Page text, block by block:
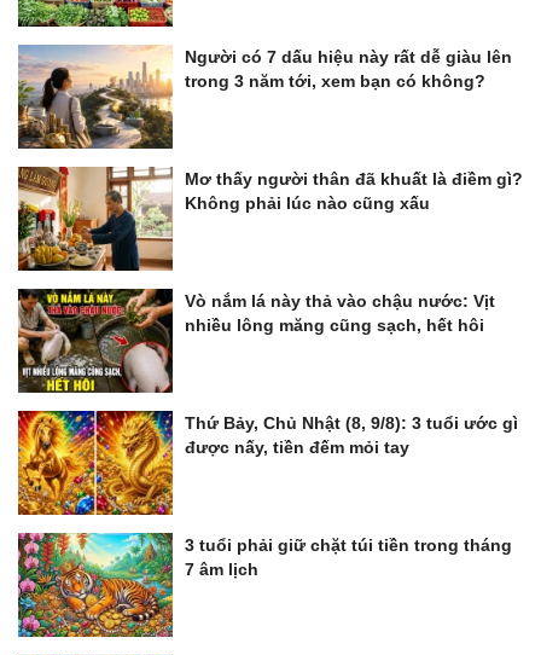
Người có 7 dấu hiệu này rất dễ giàu lên
trong 3 năm tới, xem bạn có không?
Mơ thấy người thân đã khuất là điềm gì?
Không phải lúc nào cũng xấu
Vò nắm lá này thả vào chậu nước: Vịt
nhiều lông măng cũng sạch, hết hôi
Thứ Bảy, Chủ Nhật (8, 9/8): 3 tuổi ước gì
được nấy, tiền đếm mỏi tay
3 tuổi phải giữ chặt túi tiền trong tháng
7 âm lịch